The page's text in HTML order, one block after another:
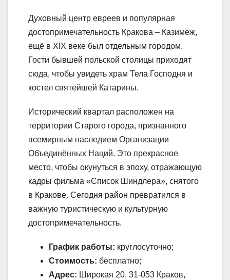
Духовный центр евреев и популярная
достопримечательность Кракова – Казимеж,
ещё в XIX веке был отдельным городом.
Гости бывшей польской столицы приходят
сюда, чтобы увидеть храм Тела Господня и
костел святейшей Катарины.
Исторический квартал расположен на
территории Старого города, признанного
всемирным наследием Организации
Объединённых Наций. Это прекрасное
место, чтобы окунуться в эпоху, отражающую
кадры фильма «Список Шиндлера», снятого
в Кракове. Сегодня район превратился в
важную туристическую и культурную
достопримечательность.
График работы: круглосуточно;
Стоимость: бесплатно;
Адрес: Широкая 20, 31-053 Краков,